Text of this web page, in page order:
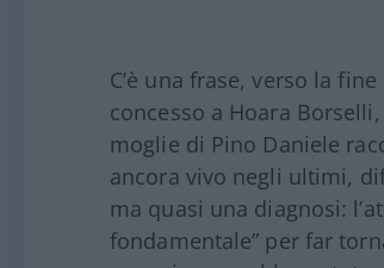
C’è una frase, verso la
concesso a Hoara
moglie di Pino Daniele
ancora vivo negli ultimi,
ma quasi una diagnosi:
fondamentale” per far